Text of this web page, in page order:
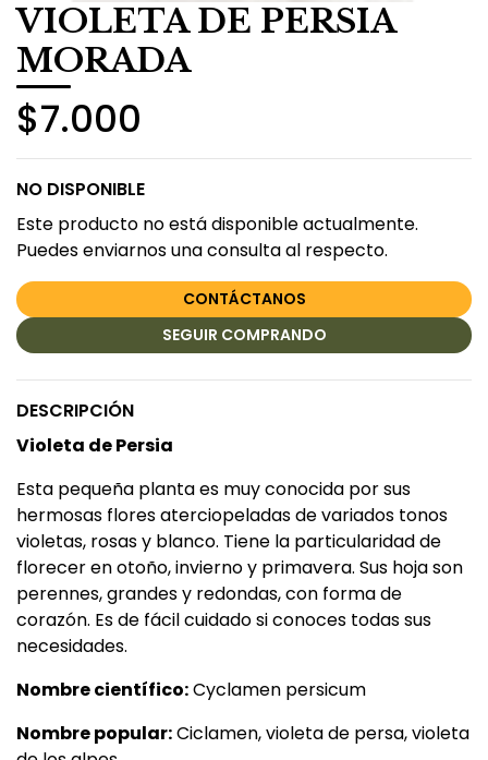
VIOLETA DE PERSIA
MORADA
$7.000
NO DISPONIBLE
Este producto no está disponible actualmente.
Puedes enviarnos una consulta al respecto.
CONTÁCTANOS
SEGUIR COMPRANDO
DESCRIPCIÓN
Violeta de Persia
Esta pequeña planta es muy conocida por sus
hermosas flores aterciopeladas de variados tonos
violetas, rosas y blanco. Tiene la particularidad de
florecer en otoño, invierno y primavera. Sus hoja son
perennes, grandes y redondas, con forma de
corazón. Es de fácil cuidado si conoces todas sus
necesidades.
Nombre científico:Cyclamen persicum
Nombre popular:Ciclamen, violeta de persa, violeta